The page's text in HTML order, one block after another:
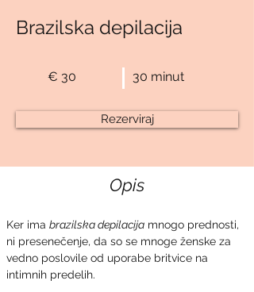
Brazilska depilacija
€ 30 30 minut
Rezerviraj
Opis
Ker ima brazilska depilacija mnogo prednosti,
ni presenečenje, da so se mnoge ženske za
vedno poslovile od uporabe britvice na
intimnih predelih.